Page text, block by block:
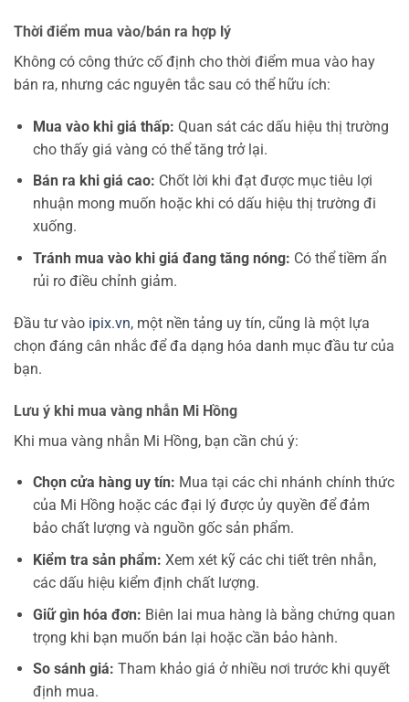
Thời điểm mua vào/bán ra hợp lý
Không có công thức cố định cho thời điểm mua vào hay
bán ra, nhưng các nguyên tắc sau có thể hữu ích:
Mua vào khi giá thấp: Quan sát các dấu hiệu thị trường
cho thấy giá vàng có thể tăng trở lại.
Bán ra khi giá cao: Chốt lời khi đạt được mục tiêu lợi
nhuận mong muốn hoặc khi có dấu hiệu thị trường đi
xuống.
Tránh mua vào khi giá đang tăng nóng: Có thể tiềm ẩn
rủi ro điều chỉnh giảm.
Đầu tư vào ipix.vn, một nền tảng uy tín, cũng là một lựa
chọn đáng cân nhắc để đa dạng hóa danh mục đầu tư của
bạn.
Lưu ý khi mua vàng nhẫn Mi Hồng
Khi mua vàng nhẫn Mi Hồng, bạn cần chú ý:
Chọn cửa hàng uy tín: Mua tại các chi nhánh chính thức
của Mi Hồng hoặc các đại lý được ủy quyền để đảm
bảo chất lượng và nguồn gốc sản phẩm.
Kiểm tra sản phẩm: Xem xét kỹ các chi tiết trên nhẫn,
các dấu hiệu kiểm định chất lượng.
Giữ gìn hóa đơn: Biên lai mua hàng là bằng chứng quan
trọng khi bạn muốn bán lại hoặc cần bảo hành.
So sánh giá: Tham khảo giá ở nhiều nơi trước khi quyết
định mua.